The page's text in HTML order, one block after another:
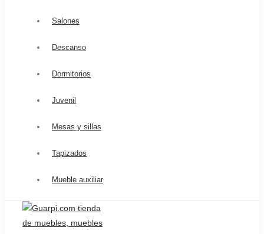
Salones
Descanso
Dormitorios
Juvenil
Mesas y sillas
Tapizados
Mueble auxiliar